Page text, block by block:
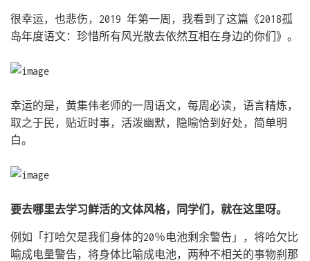
很幸运，也悲伤，2019 年第一周，我看到了这篇《2018孤
岛年度语文：珍惜所有风光散去依然互相在身边的你们》。
幸运的是，黄集伟老师的一周语文，每周必读，语言精炼，
取之于民，贴近时事，活泼幽默，隐喻恰到好处，简单明
白。
要去哪里去学习鲜活的文体风格，同学们，就在这里呀。
例如「打哈欠是我们身体的20％电池剩余警告」，将哈欠比
喻成电量警告，将身体比喻成电池，两种不相关的事物刹那